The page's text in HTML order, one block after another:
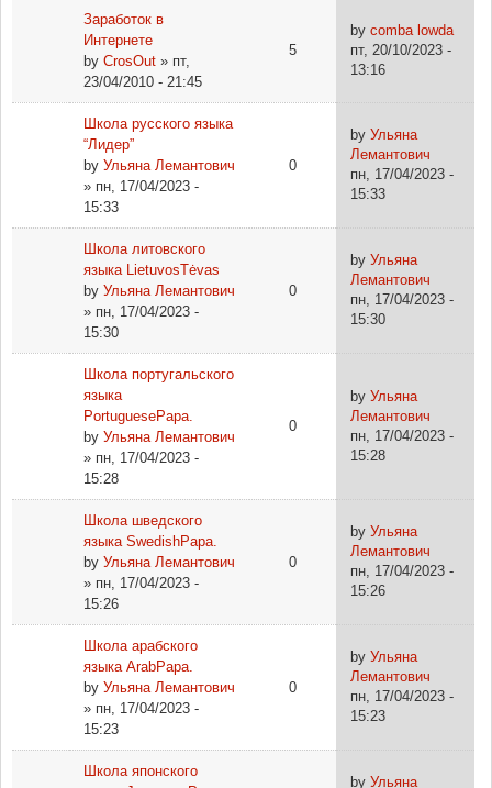
Заработок в
Интернете
by CrosOut » пт,
23/04/2010 - 21:45
5
by comba lowda
пт, 20/10/2023 -
13:16
Школа русского языка
“Лидер”
by Ульяна Лемантович
» пн, 17/04/2023 -
15:33
0
by Ульяна
Лемантович
пн, 17/04/2023 -
15:33
Школа литовского
языка LietuvosTėvas
by Ульяна Лемантович
» пн, 17/04/2023 -
15:30
0
by Ульяна
Лемантович
пн, 17/04/2023 -
15:30
Школа португальского
языка
PortuguesePapa.
by Ульяна Лемантович
» пн, 17/04/2023 -
15:28
0
by Ульяна
Лемантович
пн, 17/04/2023 -
15:28
Школа шведского
языка SwedishPapa.
by Ульяна Лемантович
» пн, 17/04/2023 -
15:26
0
by Ульяна
Лемантович
пн, 17/04/2023 -
15:26
Школа арабского
языка ArabPapa.
by Ульяна Лемантович
» пн, 17/04/2023 -
15:23
0
by Ульяна
Лемантович
пн, 17/04/2023 -
15:23
Школа японского
by Ульяна